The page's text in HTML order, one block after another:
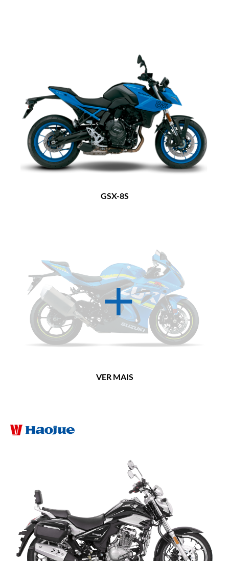
GSX-8S
VER MAIS